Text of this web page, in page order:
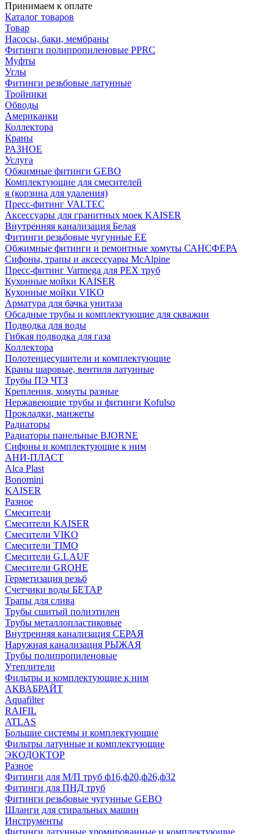
Принимаем к оплате
Каталог товаров
Товар
Насосы, баки, мембраны
Фитинги полипропиленовые PPRC
Муфты
Углы
Фитинги резьбовые латунные
Тройники
Обводы
Американки
Коллектора
Краны
РАЗНОЕ
Услуга
Обжимные фитинги GEBO
Комплектующие для смесителей
я (корзина для удаления)
Пресс-фитинг VALTEC
Аксессуары для гранитных моек KAISER
Внутренняя канализация Белая
Фитинги резьбовые чугунные EE
Обжимные фитинги и ремонтные хомуты САНСФЕРА
Сифоны, трапы и аксессуары McAlpine
Пресс-фитинг Varmega для PEX труб
Кухонные мойки KAISER
Кухонные мойки VIKO
Арматура для бачка унитаза
Обсадные трубы и комплектующие для скважин
Подводка для воды
Гибкая подводка для газа
Коллектора
Полотенцесушители и комплектующие
Краны шаровые, вентиля латунные
Трубы ПЭ ЧТЗ
Крепления, хомуты разные
Нержавеющие трубы и фитинги Kofulso
Прокладки, манжеты
Радиаторы
Радиаторы панельные BJORNE
Сифоны и комплектующие к ним
АНИ-ПЛАСТ
Alca Plast
Bonomini
KAISER
Разное
Смесители
Смесители KAISER
Смесители VIKO
Смесители TIMO
Смесители G.LAUF
Смесители GROHE
Герметизация резьб
Счетчики воды БЕТАР
Трапы для слива
Трубы сшитый полиэтилен
Трубы металлопластиковые
Внутренняя канализация СЕРАЯ
Наружная канализация РЫЖАЯ
Трубы полипропиленовые
Утеплители
Фильтры и комплектующие к ним
АКВАБРАЙТ
Aquafilter
RAIFIL
ATLAS
Большие системы и комплектующие
Фильтры латунные и комплектующие
ЭКОДОКТОР
Разное
Фитинги для М/П труб ф16,ф20,ф26,ф32
Фитинги для ПНД труб
Фитинги резьбовые чугунные GEBO
Шланги для стиральных машин
Инструменты